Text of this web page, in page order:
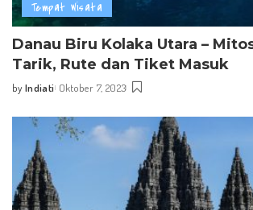
Tempat Wisata
Danau Biru Kolaka Utara –
Tarik, Rute dan Tiket Masuk
Posted
by Indiati Oktober 7, 2023